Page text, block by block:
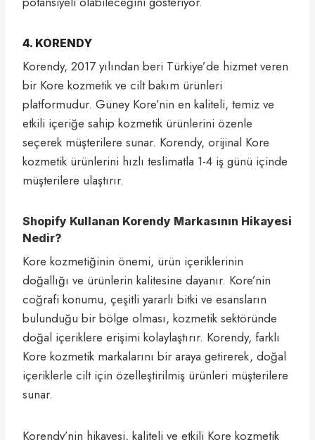
4. KORENDY
Korendy, 2017 yılından beri Türkiye’de hizmet veren
bir Kore kozmetik ve cilt bakım ürünleri
platformudur. Güney Kore’nin en kaliteli, temiz ve
etkili içeriğe sahip kozmetik ürünlerini özenle
seçerek müşterilere sunar. Korendy, orijinal Kore
kozmetik ürünlerini hızlı teslimatla 1-4 iş günü içinde
müşterilere ulaştırır.
Shopify Kullanan Korendy Markasının Hikayesi
Nedir?
Kore kozmetiğinin önemi, ürün içeriklerinin
doğallığı ve ürünlerin kalitesine dayanır. Kore’nin
coğrafi konumu, çeşitli yararlı bitki ve esansların
bulunduğu bir bölge olması, kozmetik sektöründe
doğal içeriklere erişimi kolaylaştırır. Korendy, farklı
Kore kozmetik markalarını bir araya getirerek, doğal
içeriklerle cilt için özelleştirilmiş ürünleri müşterilere
sunar.
Korendy’nin hikayesi, kaliteli ve etkili Kore kozmetik